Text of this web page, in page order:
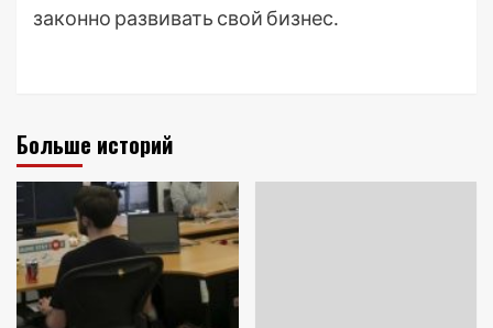
законно развивать свой бизнес․
Больше историй